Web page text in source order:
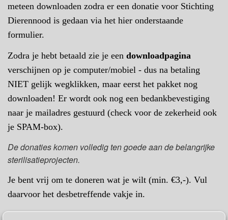
meteen downloaden zodra er een donatie voor Stichting
Dierennood is gedaan via het hier onderstaande
formulier.
Zodra je hebt betaald zie je een downloadpagina
verschijnen op je computer/mobiel - dus na betaling
NIET gelijk wegklikken, maar eerst het pakket nog
downloaden! Er wordt ook nog een bedankbevestiging
naar je mailadres gestuurd (check voor de zekerheid ook
je SPAM-box).
De donaties komen volledig ten goede aan de belangrijke
sterilisatieprojecten.
Je bent vrij om te doneren wat je wilt (min. €3,-). Vul
daarvoor het desbetreffende vakje in.